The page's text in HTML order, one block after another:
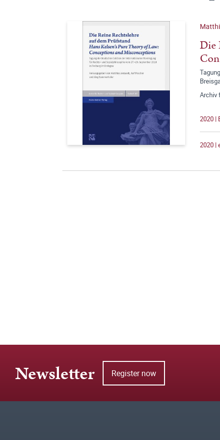
Die
Archiv
2020 |
2020 |
Newsletter Register now